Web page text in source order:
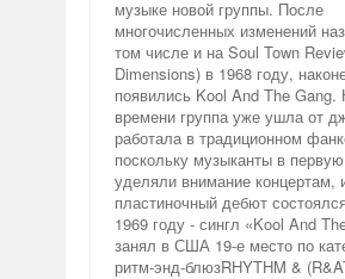
музыке новой группы. После
многочисленных изменений
том числе и на Soul Town
Dimensions) в 1968 году,
появились Kool And The Gang.
времени группа уже ушла от
работала в традиционном
поскольку музыканты в
уделяли внимание концертам,
пластиночный дебют
1969 году - сингл «Kool And
занял в США 19-е место по
ритм-энд-блюзRHYTHM &